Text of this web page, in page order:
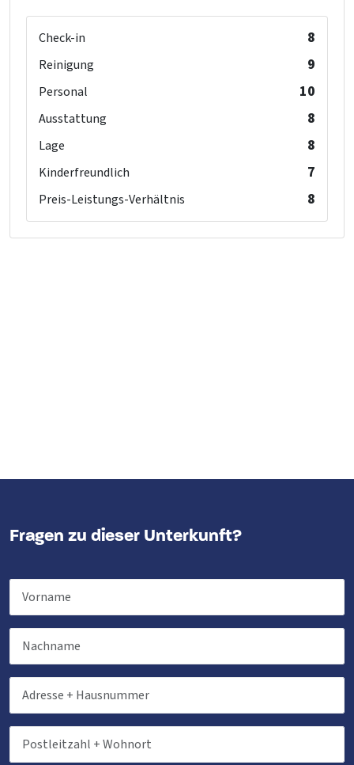
Check-in 8
Reinigung 9
Personal 10
Ausstattung 8
Lage 8
Kinderfreundlich 7
Preis-Leistungs-Verhältnis 8
Fragen zu dieser Unterkunft?